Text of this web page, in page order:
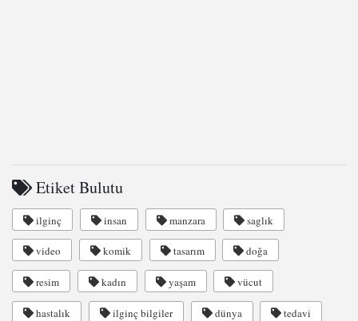
Etiket Bulutu
ilginç insan manzara saglık
video komik tasarım doğa
resim kadın yaşam vücut
hastalık ilginç bilgiler dünya tedavi